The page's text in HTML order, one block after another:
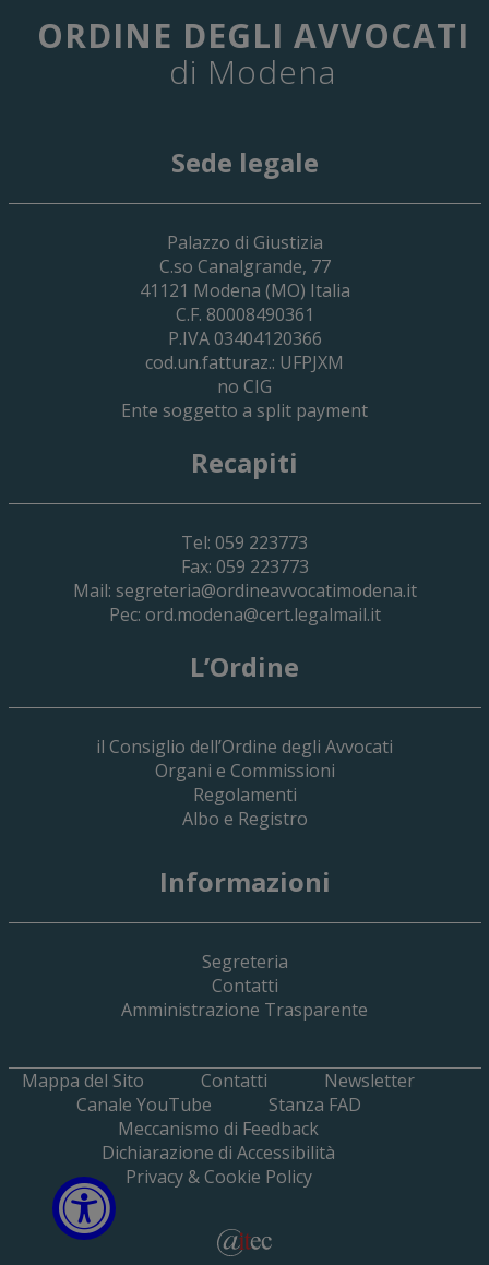
29 Giugno 2026
Cassa Forense – Elezioni Dei Delegati
2030
19 Giugno 2026
ORDINE DEGLI AVVOCATI
di Modena
Sede legale
Palazzo di Giustizia
C.so Canalgrande, 77
41121 Modena (MO) Italia
C.F. 80008490361
P.IVA 03404120366
cod.un.fatturaz.: UFPJXM
no CIG
Ente soggetto a split payment
Recapiti
Tel: 059 223773
Fax: 059 223773
Mail: segreteria@ordineavvocatimodena.it
Pec: ord.modena@cert.legalmail.it
L’Ordine
il Consiglio dell’Ordine degli Avvocati
Organi e Commissioni
Regolamenti
Albo e Registro
Informazioni
Segreteria
Contatti
Amministrazione Trasparente
Mappa del Sito Contatti
Newsletter
Canale YouTube
Stanza FAD
Meccanismo di Feedback
Dichiarazione di Accessibilità
Privacy & Cookie Policy